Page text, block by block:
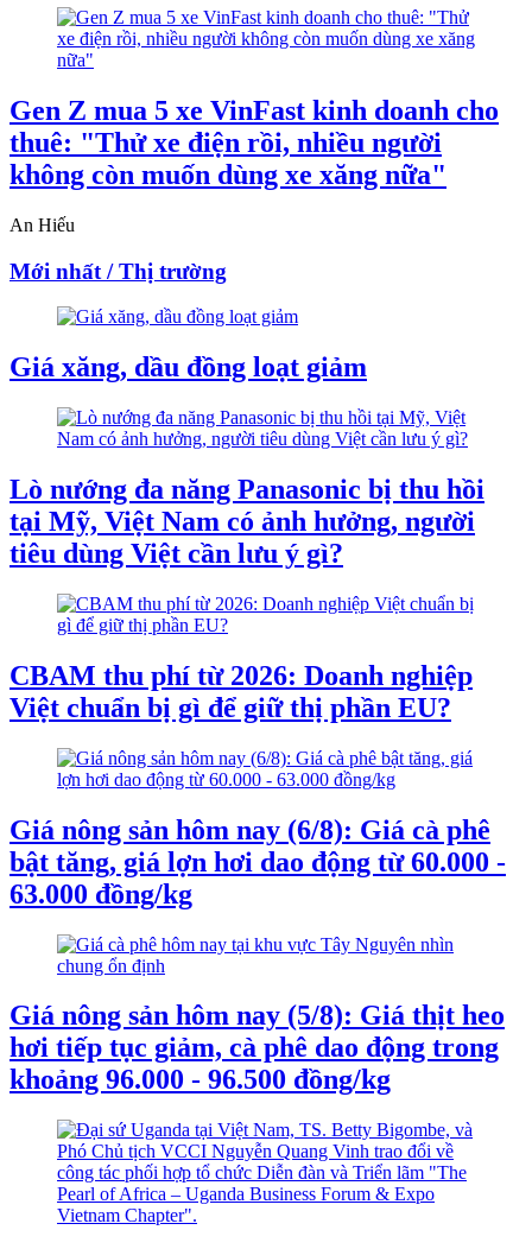
Gen Z mua 5 xe VinFast kinh doanh cho
thuê: "Thử xe điện rồi, nhiều người
không còn muốn dùng xe xăng nữa"
An Hiếu
Mới nhất / Thị trường
Giá xăng, dầu đồng loạt giảm
Lò nướng đa năng Panasonic bị thu hồi
tại Mỹ, Việt Nam có ảnh hưởng, người
tiêu dùng Việt cần lưu ý gì?
CBAM thu phí từ 2026: Doanh nghiệp
Việt chuẩn bị gì để giữ thị phần EU?
Giá nông sản hôm nay (6/8): Giá cà phê
bật tăng, giá lợn hơi dao động từ 60.000 -
63.000 đồng/kg
Giá nông sản hôm nay (5/8): Giá thịt heo
hơi tiếp tục giảm, cà phê dao động trong
khoảng 96.000 - 96.500 đồng/kg